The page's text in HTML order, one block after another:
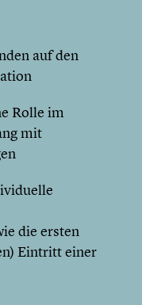
auf den
Rolle im
mit
die ersten
Eintritt einer